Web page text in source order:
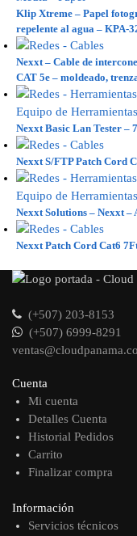
Klip Xtreme – Papel
repelente al agua – KPA-
Nexxt – Cable de
CAT 5e – moldeado,
Nexxt Basic Lan Tester –
Nexxt S/FTP Patch Cord
Nexxt Solutions – Nexxt –
Nexxt Patch Cord Cat6
(+507) 203-8153
(+507) 6999-8291
Cuenta
Mi cuenta
Detalles Cuenta
Historial Pedidos
Carrito
Finalizar compra
Información
Servicios técnicos